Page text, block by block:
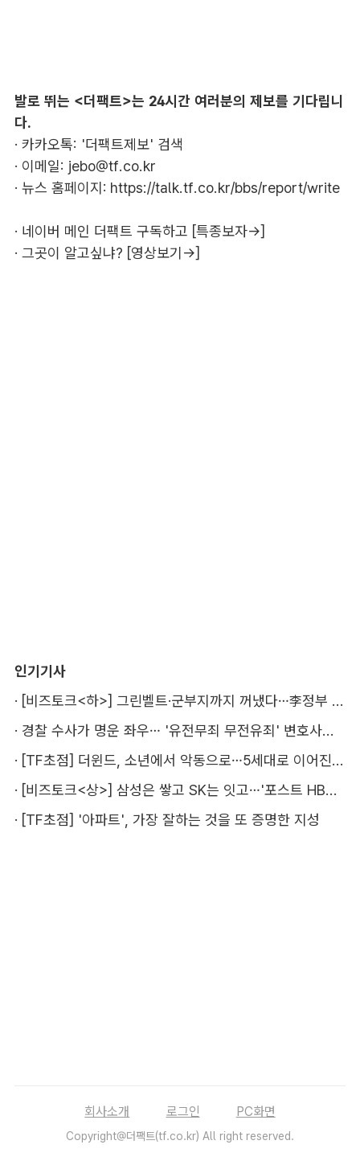
발로 뛰는 <더팩트>는 24시간 여러분의 제보를 기다립니
다.
· 카카오톡: '더팩트제보' 검색
· 이메일: jebo@tf.co.kr
· 뉴스 홈페이지: https://talk.tf.co.kr/bbs/report/write
· 네이버 메인 더팩트 구독하고 [특종보자→]
· 그곳이 알고싶냐? [영상보기→]
인기기사
·
[비즈토크<하>] 그린벨트·군부지까지 꺼냈다…李정부 '공급 속도전' 통할까
·
경찰 수사가 명운 좌우… '유전무죄 무전유죄' 변호사비 부담 우려
·
[TF초점] 더윈드, 소년에서 악동으로…5세대로 이어진 지코·박경
·
[비즈토크<상>] 삼성은 쌓고 SK는 잇고…'포스트 HBM' 주도권 누가 잡을까
· [TF초점] '아파트', 가장 잘하는 것을 또 증명한 지성
회사소개 로그인 PC화면
Copyright@더팩트(tf.co.kr) All right reserved.